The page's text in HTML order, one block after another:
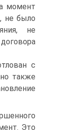
момент
не было
не
с
также
Это